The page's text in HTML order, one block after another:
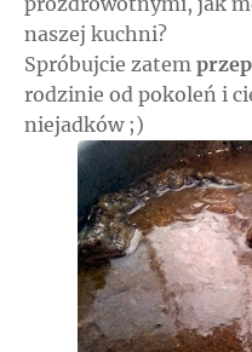
naszej kuchni?
Spróbujcie zatem
rodzinie od pokoleń i
niejadków ;)